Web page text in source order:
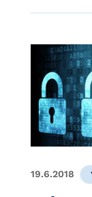
19.6.2018